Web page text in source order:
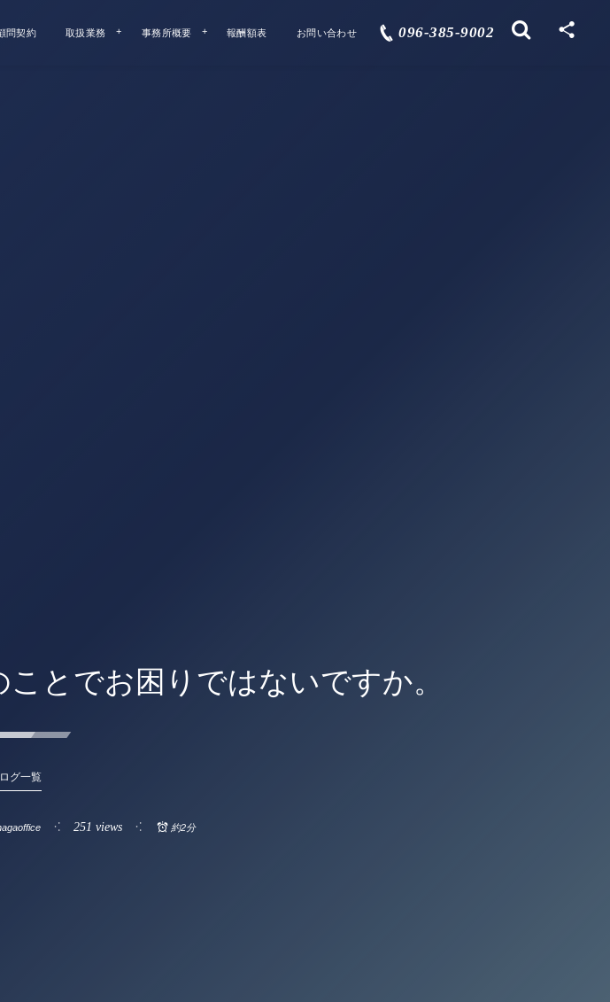
問契約 取扱業務 事務所概要 報酬額表 お問い合わせ 096-385-9002
とでお困りではないですか。
グ一覧
251 views 約2分